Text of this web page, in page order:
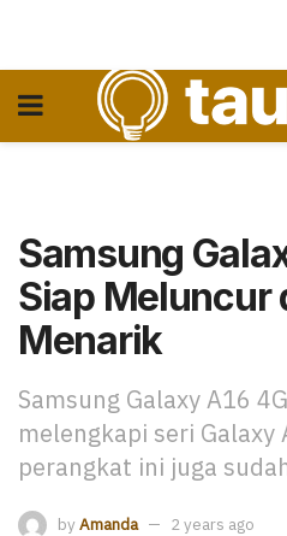
Samsung
Siap Meluncur
Menarik
Samsung Galaxy A16
melengkapi seri Galaxy
perangkat ini juga
by Amanda 2 years ago